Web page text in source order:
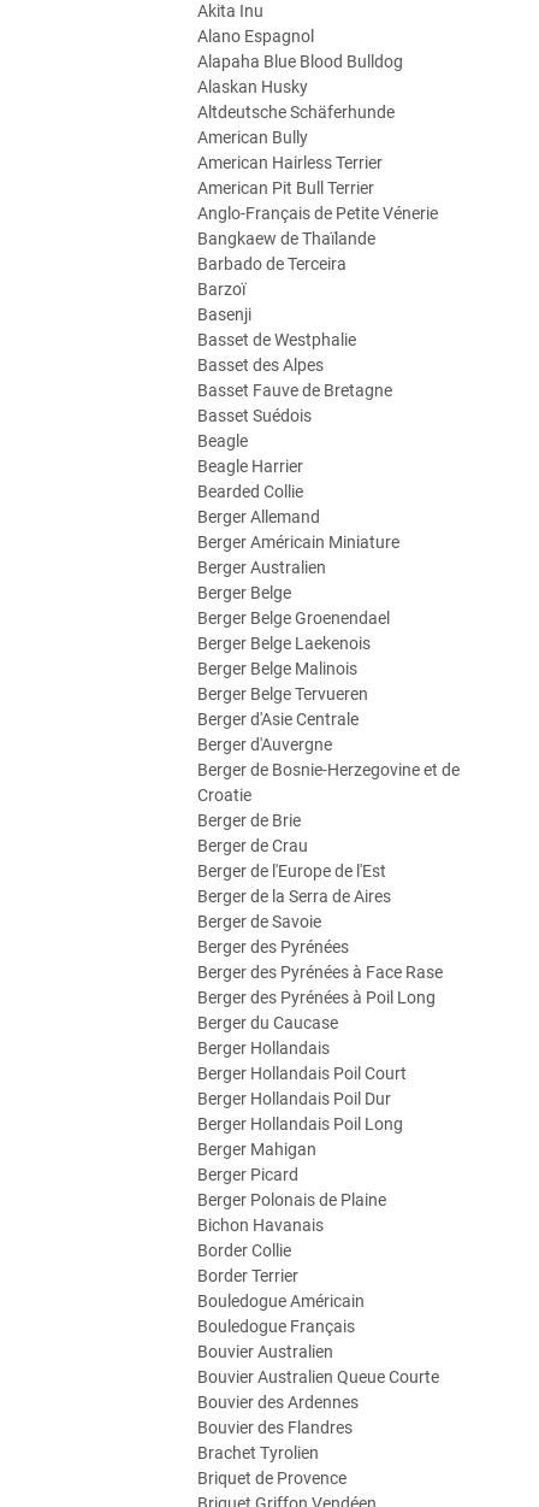
Akita Inu
Alano Espagnol
Alapaha Blue Blood Bulldog
Alaskan Husky
Altdeutsche Schäferhunde
American Bully
American Hairless Terrier
American Pit Bull Terrier
Anglo-Français de Petite Vénerie
Bangkaew de Thaïlande
Barbado de Terceira
Barzoï
Basenji
Basset de Westphalie
Basset des Alpes
Basset Fauve de Bretagne
Basset Suédois
Beagle
Beagle Harrier
Bearded Collie
Berger Allemand
Berger Américain Miniature
Berger Australien
Berger Belge
Berger Belge Groenendael
Berger Belge Laekenois
Berger Belge Malinois
Berger Belge Tervueren
Berger d'Asie Centrale
Berger d'Auvergne
Berger de Bosnie-Herzegovine et de
Croatie
Berger de Brie
Berger de Crau
Berger de l'Europe de l'Est
Berger de la Serra de Aires
Berger de Savoie
Berger des Pyrénées
Berger des Pyrénées à Face Rase
Berger des Pyrénées à Poil Long
Berger du Caucase
Berger Hollandais
Berger Hollandais Poil Court
Berger Hollandais Poil Dur
Berger Hollandais Poil Long
Berger Mahigan
Berger Picard
Berger Polonais de Plaine
Bichon Havanais
Border Collie
Border Terrier
Bouledogue Américain
Bouledogue Français
Bouvier Australien
Bouvier Australien Queue Courte
Bouvier des Ardennes
Bouvier des Flandres
Brachet Tyrolien
Briquet de Provence